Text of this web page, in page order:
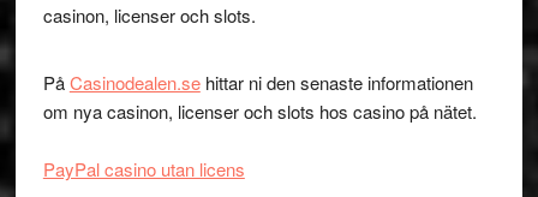
casinon, licenser och slots.
PåCasinodealen.sehittar ni den senaste informationen
om nya casinon, licenser och slots hos casino på nätet.
PayPal casino utan licens